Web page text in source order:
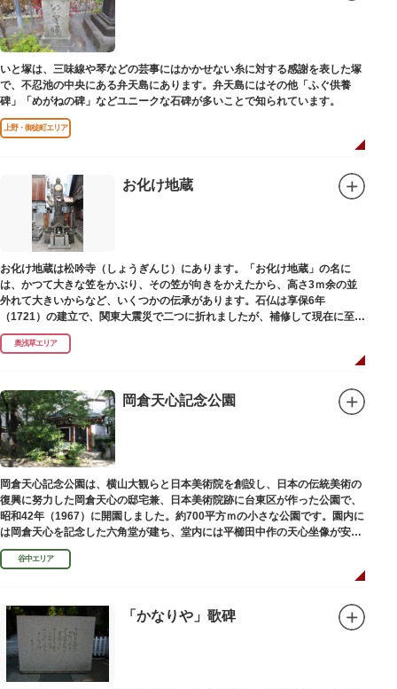
いと塚は、三味線や琴などの芸事にはかかせない糸に対する感謝を表した塚
で、不忍池の中央にある弁天島にあります。弁天島にはその他「ふぐ供養
碑」「めがねの碑」などユニークな石碑が多いことで知られています。
上野・御徒町エリア
お化け地蔵
お化け地蔵は松吟寺（しょうぎんじ）にあります。「お化け地蔵」の名に
は、かつて大きな笠をかぶり、その笠が向きをかえたから、高さ3ｍ余の並
外れて大きいからなど、いくつかの伝承があります。石仏は享保6年
（1721）の建立で、関東大震災で二つに折れましたが、補修して現在に至っ
ています。常夜灯は、寛政2年（1790）に建てられました。
奥浅草エリア
岡倉天心記念公園
岡倉天心記念公園は、横山大観らと日本美術院を創設し、日本の伝統美術の
復興に努力した岡倉天心の邸宅兼、日本美術院跡に台東区が作った公園で、
昭和42年（1967）に開園しました。約700平方ｍの小さな公園です。園内に
は岡倉天心を記念した六角堂が建ち、堂内には平櫛田中作の天心坐像が安置
されています。
谷中エリア
「かなりや」歌碑